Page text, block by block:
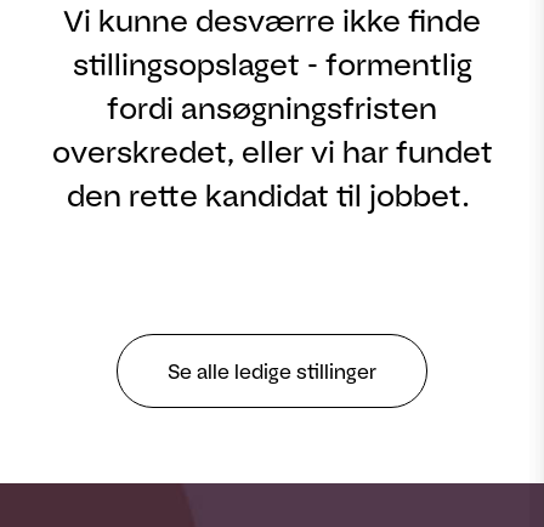
Vi kunne desværre ikke finde
stillingsopslaget - formentlig
fordi ansøgningsfristen
overskredet, eller vi har fundet
den rette kandidat til jobbet.
Se alle ledige stillinger